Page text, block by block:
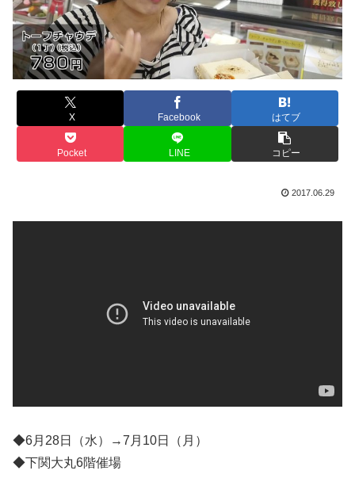
X Facebook はてブ
Pocket LINE コピー
2017.06.29
◆6月28日（水）→7月10日（月）
◆下関大丸6階催場